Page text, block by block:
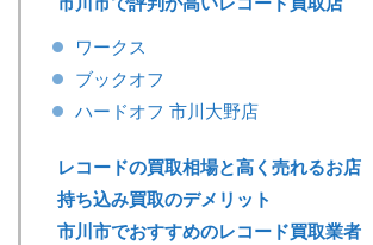
ワークス
ブックオフ
ハードオフ 市川大野店
レコードの買取相場と高く売れるお店
持ち込み買取のデメリット
市川市でおすすめのレコード買取業者